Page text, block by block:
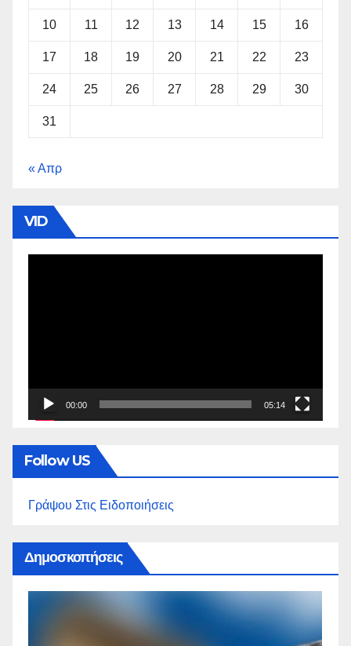
10 11 12 13 14 15 16
17 18 19 20 21 22 23
24 25 26 27 28 29 30
31
« Απρ
VID
00:00 05:14
Follow US
Γράψου Στις Ειδοποιήσεις
Δημοσκοπήσεις